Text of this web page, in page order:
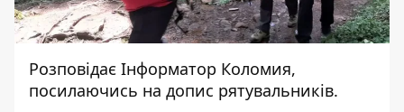
Розповідає Інформатор Коломия,
посилаючись на допис рятувальників.